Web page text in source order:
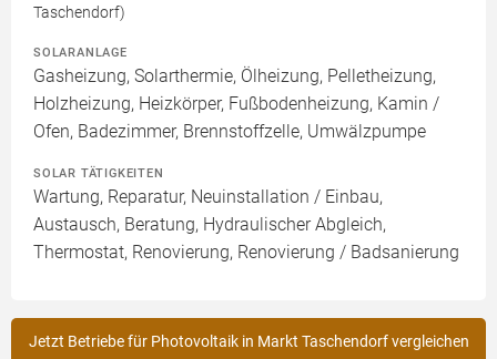
Taschendorf)
SOLARANLAGE
Gasheizung, Solarthermie, Ölheizung, Pelletheizung,
Holzheizung, Heizkörper, Fußbodenheizung, Kamin /
Ofen, Badezimmer, Brennstoffzelle, Umwälzpumpe
SOLAR TÄTIGKEITEN
Wartung, Reparatur, Neuinstallation / Einbau,
Austausch, Beratung, Hydraulischer Abgleich,
Thermostat, Renovierung, Renovierung / Badsanierung
Jetzt Betriebe für Photovoltaik in Markt Taschendorf vergleichen